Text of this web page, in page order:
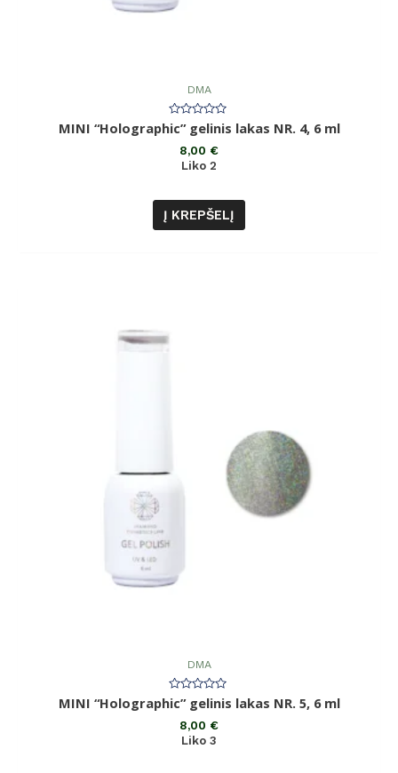
DMA
Įvertinimas:
0
MINI “Holographic” gelinis lakas NR. 4, 6 ml
8,00 €
Liko 2
Į KREPŠELĮ
DMA
Įvertinimas:
0
MINI “Holographic” gelinis lakas NR. 5, 6 ml
8,00 €
Liko 3